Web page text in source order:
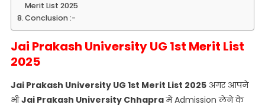
Merit List 2025
Conclusion :-
Jai Prakash University UG 1st Merit List
2025
Jai Prakash University UG 1st Merit List 2025अगर आपने
भीJai Prakash University Chhapraमें Admission लेने के